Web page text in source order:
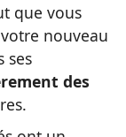
que vous
nouveau
ses
des